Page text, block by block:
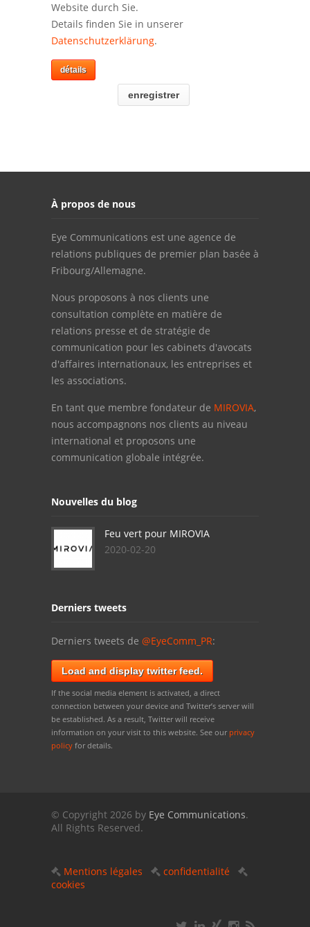
Website durch Sie.
Details finden Sie in unserer
Datenschutzerklärung.
détails
enregistrer
À propos de nous
Eye Communications est une agence de
relations publiques de premier plan basée à
Fribourg/Allemagne.
Nous proposons à nos clients une
consultation complète en matière de
relations presse et de stratégie de
communication pour les cabinets d'avocats
d'affaires internationaux, les entreprises et
les associations.
En tant que membre fondateur de MIROVIA,
nous accompagnons nos clients au niveau
international et proposons une
communication globale intégrée.
Nouvelles du blog
Feu vert pour MIROVIA
2020-02-20
Derniers tweets
Derniers tweets de @EyeComm_PR:
Load and display twitter feed.
If the social media element is activated, a direct
connection between your device and Twitter’s server will
be established. As a result, Twitter will receive
information on your visit to this website. See our privacy
policy for details.
© Copyright 2026 by Eye Communications.
All Rights Reserved.
Mentions légales
confidentialité
cookies